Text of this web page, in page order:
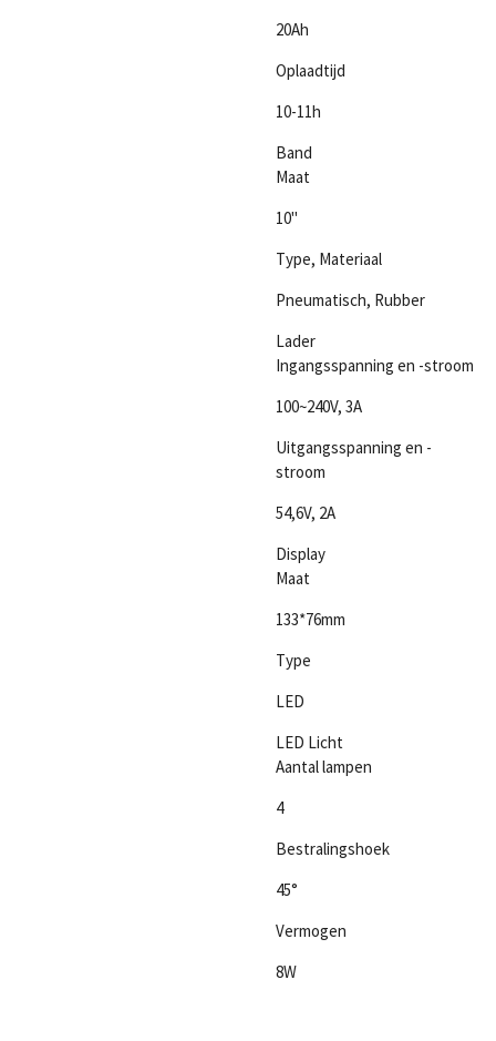
20Ah
Oplaadtijd
10-11h
Band
Maat
10"
Type, Materiaal
Pneumatisch, Rubber
Lader
Ingangsspanning en -stroom
100~240V, 3A
Uitgangsspanning en -
stroom
54,6V, 2A
Display
Maat
133*76mm
Type
LED
LED Licht
Aantal lampen
4
Bestralingshoek
45°
Vermogen
8W